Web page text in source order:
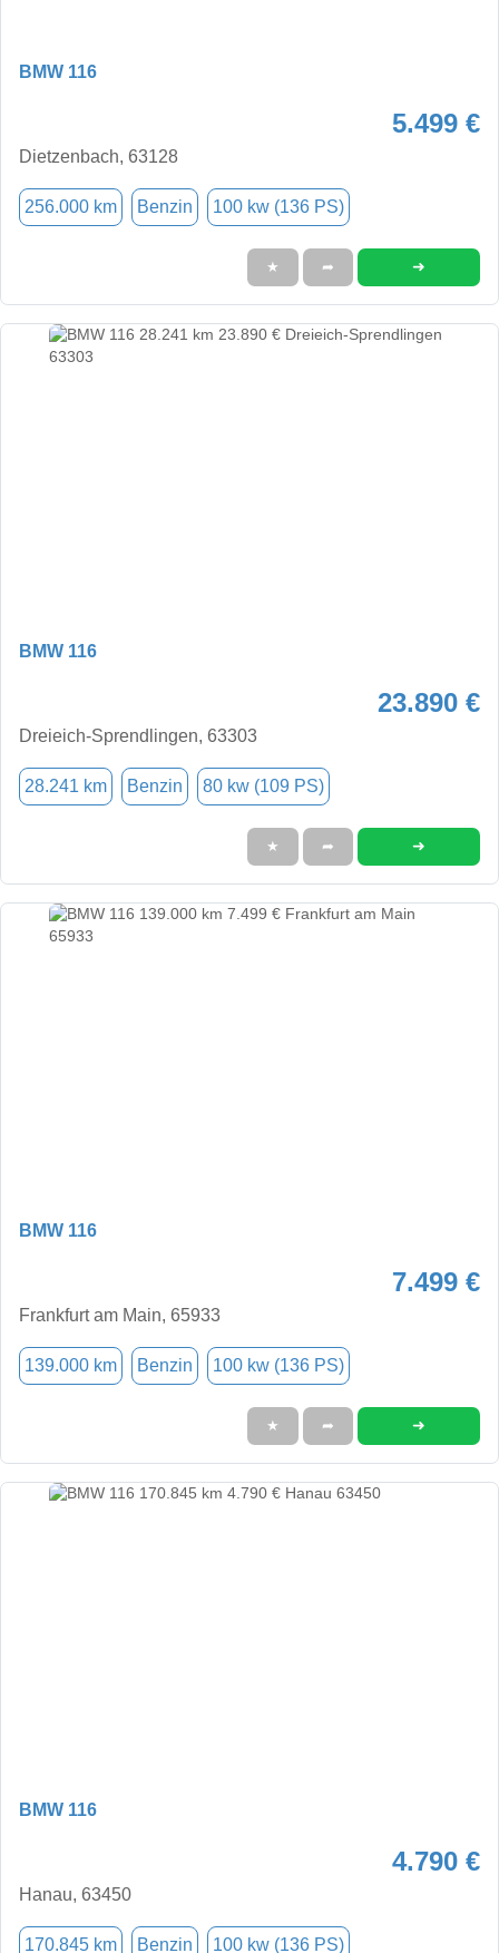
BMW 116
5.499 €
Dietzenbach, 63128
256.000 km Benzin 100 kw (136 PS)
★ ➦ ➜
BMW 116
23.890 €
Dreieich-Sprendlingen, 63303
28.241 km Benzin 80 kw (109 PS)
★ ➦ ➜
BMW 116
7.499 €
Frankfurt am Main, 65933
139.000 km Benzin 100 kw (136 PS)
★ ➦ ➜
BMW 116
4.790 €
Hanau, 63450
170.845 km Benzin 100 kw (136 PS)